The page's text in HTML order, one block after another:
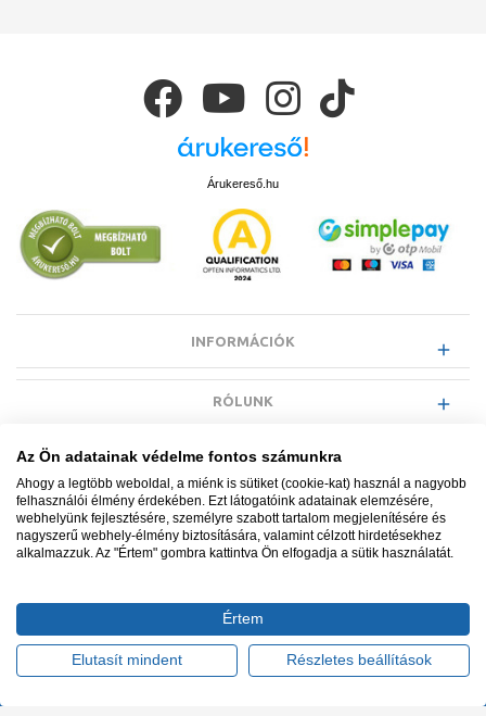
Árukereső.hu
INFORMÁCIÓK
RÓLUNK
EGYÉB INFORMÁCIÓK
VÁSÁRLÓI INFORMÁCIÓK
Minden jog fenntartva. © Adatkezelés nyilvántartási száma NAIH-
Ügyfélszolgálat: +36 1 700 3500
Az Ön adatainak védelme fontos számunkra
Ahogy a legtöbb weboldal, a miénk is sütiket (cookie-kat) használ a nagyobb
felhasználói élmény érdekében. Ezt látogatóink adatainak elemzésére,
webhelyünk fejlesztésére, személyre szabott tartalom megjelenítésére és
nagyszerű webhely-élmény biztosítására, valamint célzott hirdetésekhez
alkalmazzuk. Az "Értem" gombra kattintva Ön elfogadja a sütik használatát.
Értem
Elutasít mindent Részletes beállítások